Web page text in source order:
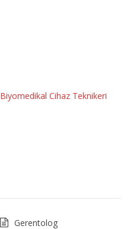
Biyomedikal Cihaz Teknikeri
Gerentolog